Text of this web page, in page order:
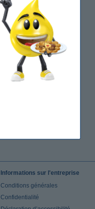
Informations sur l'entreprise
Conditions générales
Confidentialité